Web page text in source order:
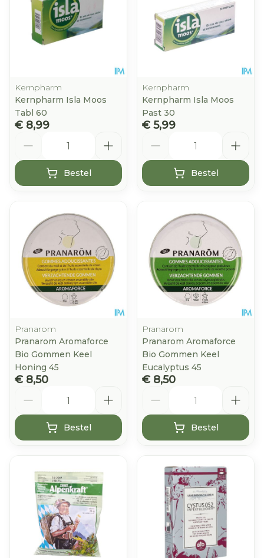
Kernpharm
Kernpharm Isla Moos
Tabl 60
€ 8,99
Bestel
Kernpharm
Kernpharm Isla Moos
Past 30
€ 5,99
Bestel
Pranarom
Pranarom Aromaforce
Bio Gommen Keel
Honing 45
€ 8,50
Bestel
Pranarom
Pranarom Aromaforce
Bio Gommen Keel
Eucalyptus 45
€ 8,50
Bestel